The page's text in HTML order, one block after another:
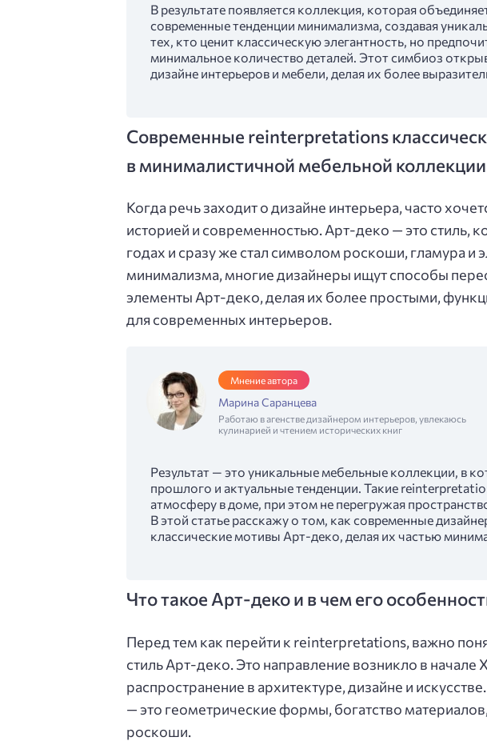
В результате появляется коллекция, которая
современные тенденции минимализма, создавая
тех, кто ценит классическую элегантность, но
минимальное количество деталей. Этот симбиоз
дизайне интерьеров и мебели, делая их более
Современные reinterpretations
в минималистичной мебельной коллекции
Когда речь заходит о дизайне интерьера, часто
историей и современностью. Арт-деко — это стиль,
годах и сразу же стал символом роскоши, гламура и
минимализма, многие дизайнеры ищут способы
элементы Арт-деко, делая их более простыми,
для современных интерьеров.
Мнение автора
Марина Саранцева
Работаю в агенстве дизайнером интерьеров, увлекаюсь
кулинарией и чтением исторических книг
Результат — это уникальные мебельные коллекции, в
прошлого и актуальные тенденции. Такие
атмосферу в доме, при этом не перегружая
В этой статье расскажу о том, как современные
классические мотивы Арт-деко, делая их частью
Что такое Арт-деко и в чем его
Перед тем как перейти к reinterpretations, важно
стиль Арт-деко. Это направление возникло в начале
распространение в архитектуре, дизайне и
— это геометрические формы, богатство
роскоши.